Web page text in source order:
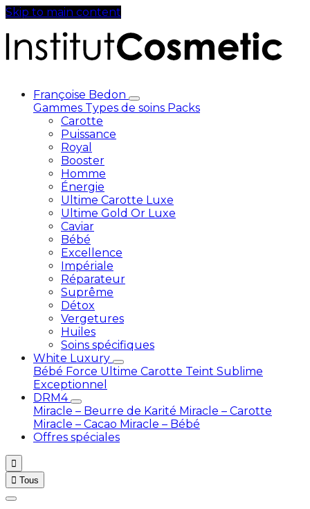
Skip to main content
Françoise Bedon
Gammes Types de soins Packs
Carotte
Puissance
Royal
Booster
Homme
Énergie
Ultime Carotte Luxe
Ultime Gold Or Luxe
Caviar
Bébé
Excellence
Impériale
Réparateur
Suprême
Détox
Vergetures
Huiles
Soins spécifiques
White Luxury
Bébé Force Ultime Carotte Teint Sublime
Exceptionnel
DRM4
Miracle – Beurre de Karité Miracle – Carotte
Miracle – Cacao Miracle – Bébé
Offres spéciales

 Tous